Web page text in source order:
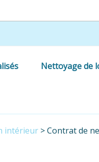
Nettoyage de
intérieur >Contrat de